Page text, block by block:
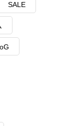
SALE